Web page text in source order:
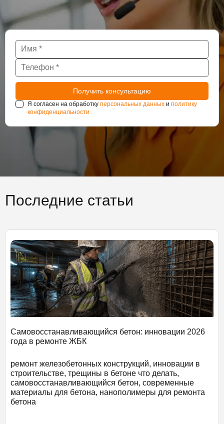
Я согласен на обработку персональных данных и политику
конфиденциальности
Последние статьи
Самовосстанавливающийся бетон: инновации 2026
года в ремонте ЖБК
ремонт железобетонных конструкций, инновации в
строительстве, трещины в бетоне что делать,
самовосстанавливающийся бетон, современные
материалы для бетона, нанополимеры для ремонта
бетона